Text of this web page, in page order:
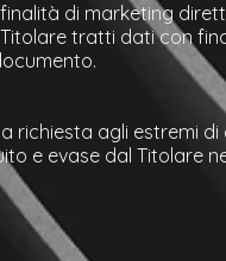
di marketing
tratti dati con
richiesta agli estremi
e evase dal Titolare